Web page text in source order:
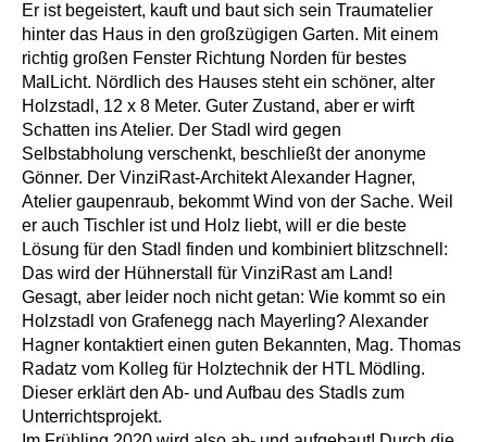
Er ist begeistert, kauft und baut sich sein Traumatelier
hinter das Haus in den großzügigen Garten. Mit einem
richtig großen Fenster Richtung Norden für bestes
MalLicht. Nördlich des Hauses steht ein schöner, alter
Holzstadl, 12 x 8 Meter. Guter Zustand, aber er wirft
Schatten ins Atelier. Der Stadl wird gegen
Selbstabholung verschenkt, beschließt der anonyme
Gönner. Der VinziRast-Architekt Alexander Hagner,
Atelier gaupenraub, bekommt Wind von der Sache. Weil
er auch Tischler ist und Holz liebt, will er die beste
Lösung für den Stadl finden und kombiniert blitzschnell:
Das wird der Hühnerstall für VinziRast am Land!
Gesagt, aber leider noch nicht getan: Wie kommt so ein
Holzstadl von Grafenegg nach Mayerling? Alexander
Hagner kontaktiert einen guten Bekannten, Mag. Thomas
Radatz vom Kolleg für Holztechnik der HTL Mödling.
Dieser erklärt den Ab- und Aufbau des Stadls zum
Unterrichtsprojekt.